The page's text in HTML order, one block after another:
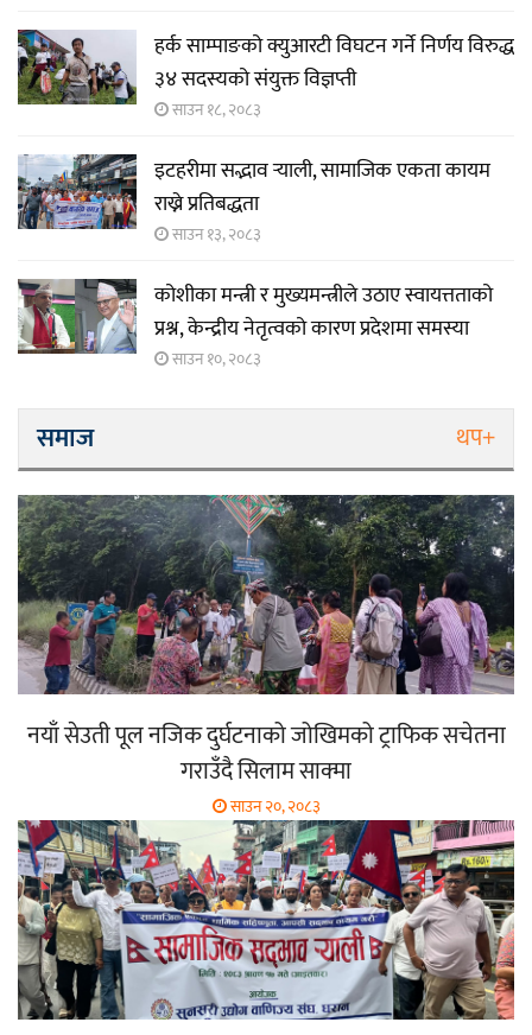
हर्क साम्पाङको क्युआरटी विघटन गर्ने निर्णय विरुद्ध
३४ सदस्यको संयुक्त विज्ञप्ती
साउन १८, २०८३
इटहरीमा सद्भाव र्‍याली, सामाजिक एकता कायम
राख्ने प्रतिबद्धता
साउन १३, २०८३
कोशीका मन्त्री र मुख्यमन्त्रीले उठाए स्वायत्तताको
प्रश्न, केन्द्रीय नेतृत्वको कारण प्रदेशमा समस्या
साउन १०, २०८३
समाज थप+
नयाँ सेउती पूल नजिक दुर्घटनाको जोखिमको ट्राफिक सचेतना
गराउँदै सिलाम साक्मा
साउन २०, २०८३